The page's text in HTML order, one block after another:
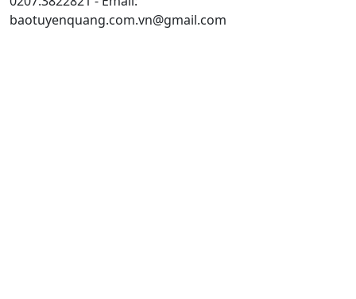
baotuyenquang.com.vn@gmail.com